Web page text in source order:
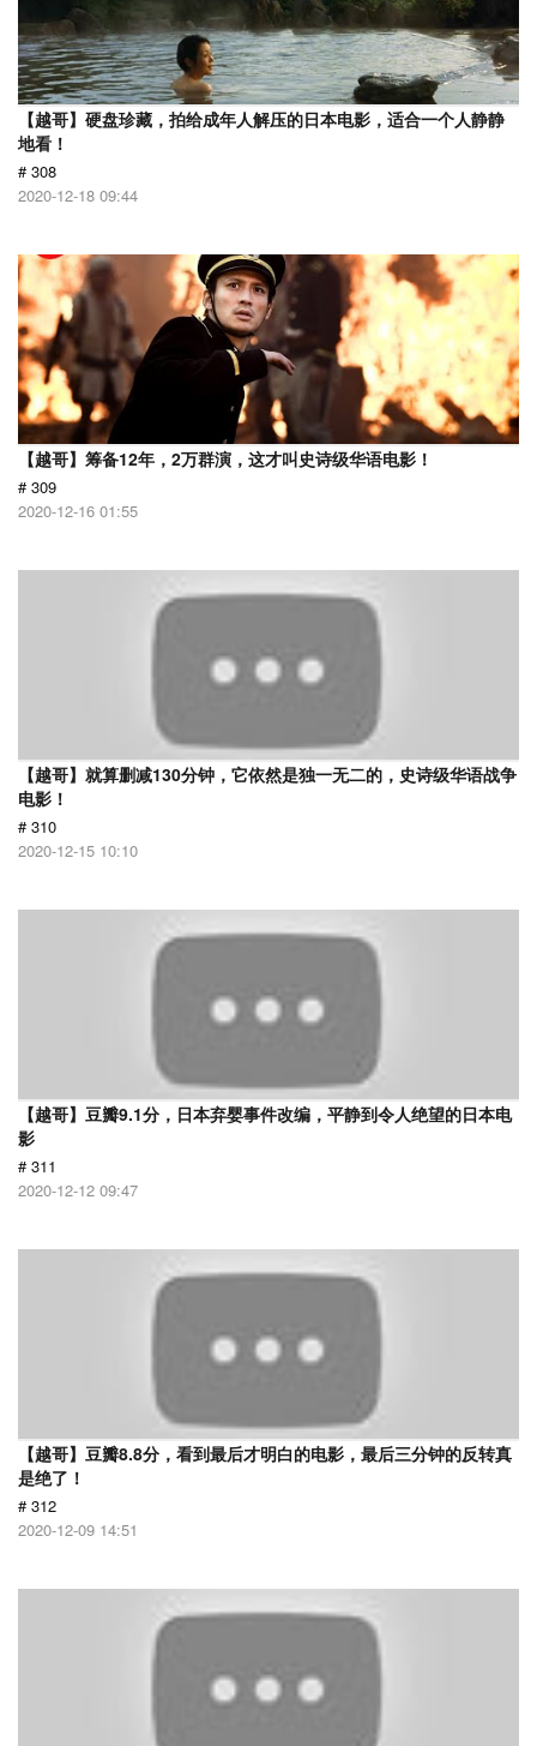
【越哥】硬盘珍藏，拍给成年人解压的日本电影，适合一个人静静
地看！
# 308
2020-12-18 09:44
【越哥】筹备12年，2万群演，这才叫史诗级华语电影！
# 309
2020-12-16 01:55
【越哥】就算删减130分钟，它依然是独一无二的，史诗级华语战争
电影！
# 310
2020-12-15 10:10
【越哥】豆瓣9.1分，日本弃婴事件改编，平静到令人绝望的日本电
影
# 311
2020-12-12 09:47
【越哥】豆瓣8.8分，看到最后才明白的电影，最后三分钟的反转真
是绝了！
# 312
2020-12-09 14:51